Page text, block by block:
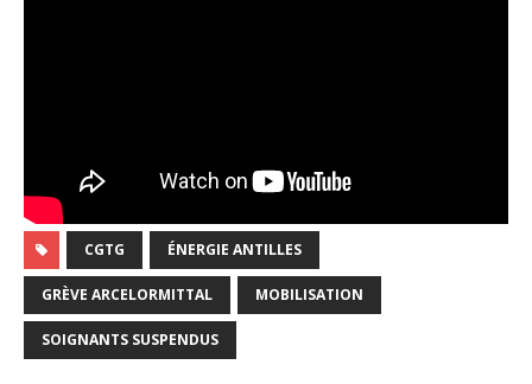
CGTG ÉNERGIE ANTILLES
GRÈVE ARCELORMITTAL MOBILISATION
SOIGNANTS SUSPENDUS